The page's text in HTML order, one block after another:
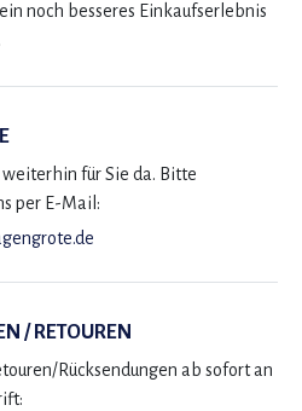
noch besseres Einkaufserlebnis
weiterhin für Sie da. Bitte
per E-Mail:
/ RETOUREN
Rücksendungen ab sofort an